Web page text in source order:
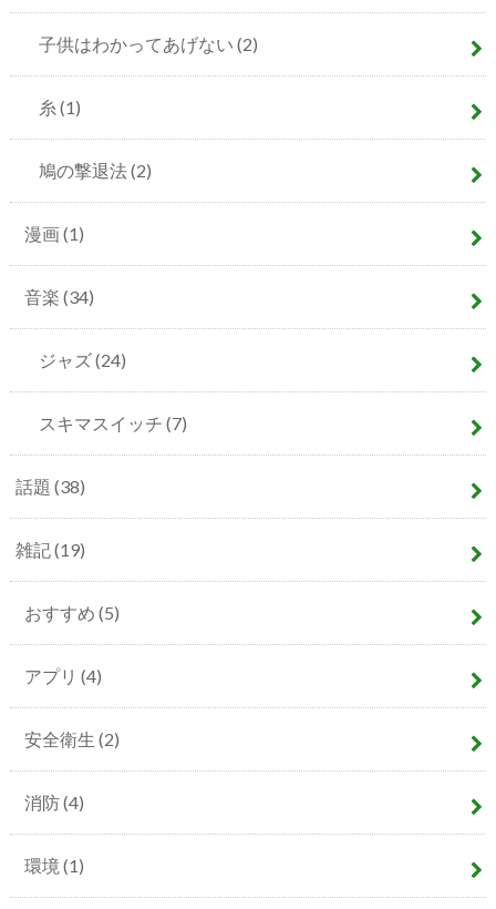
子供はわかってあげない (2)
糸 (1)
鳩の撃退法(2)
漫画(1)
音楽 (34)
ジャズ(24)
スキマスイッチ (7)
話題 (38)
雑記(19)
おすすめ (5)
アプリ (4)
安全衛生 (2)
消防(4)
環境 (1)